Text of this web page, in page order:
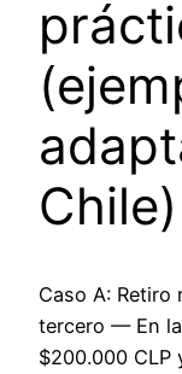
Chile)
Caso A: Retiro
tercero — En
$200.000 CLP